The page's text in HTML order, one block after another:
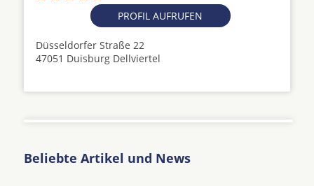
PROFIL AUFRUFEN
Düsseldorfer Straße 22
47051 Duisburg Dellviertel
Beliebte Artikel und News